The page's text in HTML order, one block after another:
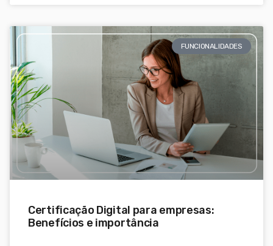
FUNCIONALIDADES
Certificação Digital para empresas:
Benefícios e importância